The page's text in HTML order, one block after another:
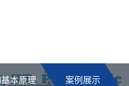
本原理 案例展示